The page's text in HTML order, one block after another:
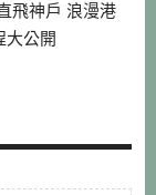
飛神戶 浪漫港
大公開